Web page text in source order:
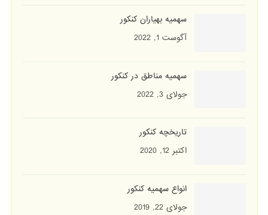
سهمیه بهیاران کنکور
آگوست 1, 2022
سهمیه مناطق در کنکور
جولای 3, 2022
تاریخچه کنکور
اکتبر 12, 2020
انواع سهمیه کنکور
جولای 22, 2019